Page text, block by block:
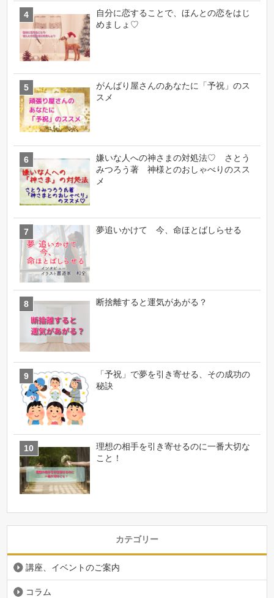
自分に恋することで、ほんとの恋をはじ
めましょ♡
がんばり屋さんのあなたに「予祝」のス
スメ
嫌いな人への神さまの対処法♡ さとう
みつろう著 神様とのおしゃべりのスス
メ
夢追いかけて 今、命ほとばしらせる
断捨離すると運気があがる？
「予祝」で夢を引き寄せる、その成功の
秘訣
理想の相手を引き寄せるのに一番大切な
こと！
カテゴリー
講座、イベントのご案内
コラム